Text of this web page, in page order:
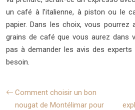
un café à l’italienne, à piston ou le
papier. Dans les choix, vous pourrez
grains de café que vous aurez dans
pas à demander les avis des
besoin.
Comment choisir un bon
nougat de Montélimar pour